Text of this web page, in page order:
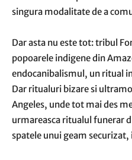
singura modalitate de a
Dar asta nu este tot: tribul
popoarele indigene din
endocanibalismul, un ritual
Dar ritualuri bizare si
Angeles, unde tot mai des
urmareasca ritualul funerar
spatele unui geam